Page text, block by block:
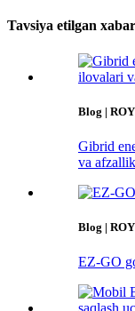
Tavsiya etilgan
Blog |
Gibrid
va
Blog |
EZ-GO